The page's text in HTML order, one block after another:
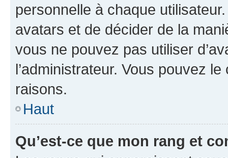
personnelle à chaque utilisateur.
avatars et de décider de la
vous ne pouvez pas utiliser
l’administrateur. Vous pouvez
raisons.
Haut
Qu’est-ce que mon rang et